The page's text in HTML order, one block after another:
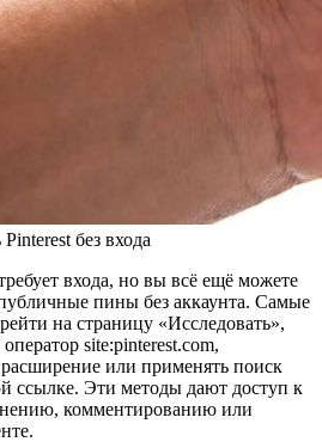
без входа
входа, но вы всё ещё можете
пины без аккаунта. Самые
на страницу «Исследовать»,
site:pinterest.com,
или применять поиск
ссылке. Эти методы дают доступ к
комментированию или